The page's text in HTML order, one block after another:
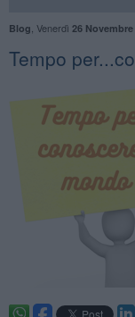
Blog Venerdì 26 Novembre
​Tempo